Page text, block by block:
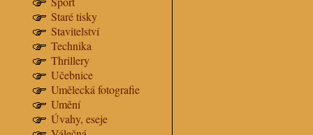
Staré tisky
Stavitelství
Technika
Thrillery
Učebnice
Umělecká fotografie
Umění
Úvahy, eseje